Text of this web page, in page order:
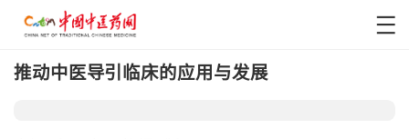
推动中医导引临床的应用与发展